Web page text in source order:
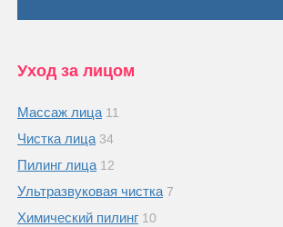
Уход за лицом
Массаж лица 11
Чистка лица 34
Пилинг лица 12
Ультразвуковая чистка 7
Химический пилинг 10